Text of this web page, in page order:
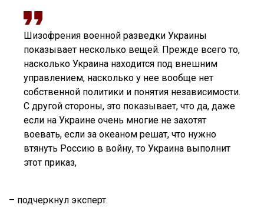
Шизофрения военной разведки Украины
показывает несколько вещей. Прежде всего то,
насколько Украина находится под внешним
управлением, насколько у нее вообще нет
собственной политики и понятия независимости.
С другой стороны, это показывает, что да, даже
если на Украине очень многие не захотят
воевать, если за океаном решат, что нужно
втянуть Россию в войну, то Украина выполнит
этот приказ,
– подчеркнул эксперт.